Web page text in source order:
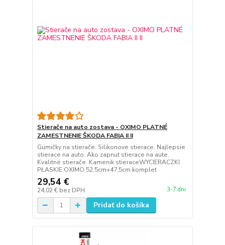
Stierače na auto zostava - OXIMO PLATNÉ
ZAMESTNENIE ŠKODA FABIA II II
Gumičky na stierače. Silikonove stierace. Najlepsie
stierace na auto. Ako zapnut stierace na aute.
Kvalitné stierače. Kamenik stieraceWYCIERACZKI
PŁASKIE OXIMO 52,5cm+47,5cm komplet
29,54 €
24,02 € bez DPH 3-7 dni
Pridať do košíka